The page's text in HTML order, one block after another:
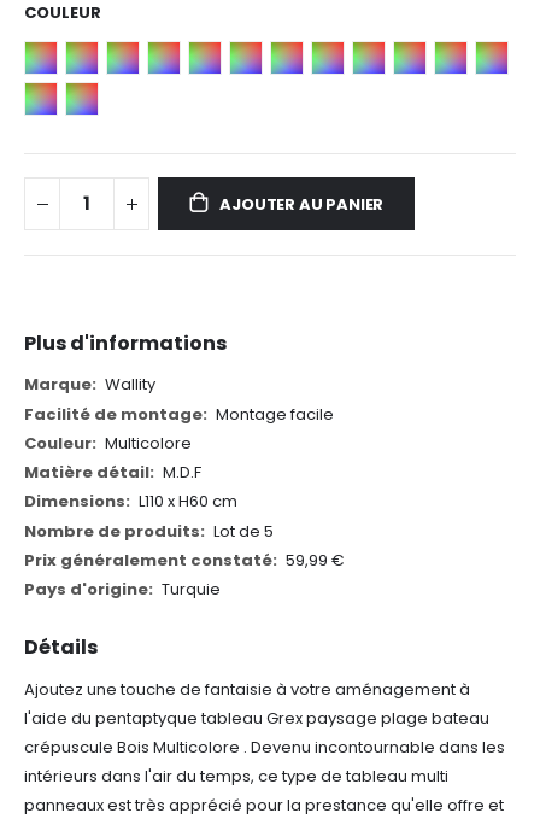
COULEUR
AJOUTER AU PANIER
Détails
Ajoutez une touche de fantaisie à votre aménagement à
l'aide du pentaptyque tableau Grex paysage plage bateau
crépuscule Bois Multicolore . Devenu incontournable dans les
intérieurs dans l'air du temps, ce type de tableau multi
panneaux est très apprécié pour la prestance qu'elle offre et
Plus d'informations
Plus
d'informations
Wallity
Montage facile
Multicolore
M.D.F
L110 x H60 cm
Lot de 5
59,99 €
Turquie